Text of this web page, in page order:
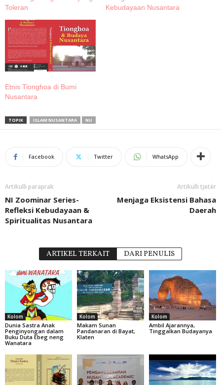
Toleran
Kebudayaan Nusantara
Etnis Tionghoa di Bumi
Nusantara
TOPIK ISLAM NUSANTARA NU
Facebook Twitter WhatsApp
Artikulli paraprak
NI Zoominar Series-
Refleksi Kebudayaan &
Spiritualitas Nusantara
Artikulli tjetër
Menjaga Eksistensi Bahasa
Daerah
ARTIKEL TERKAIT DARI PENULIS
Kolom
Dunia Sastra Anak
Penginyongan dalam
Buku Duta Ebeg neng
Wanatara
Kolom
Makam Sunan
Pandanaran di Bayat,
Klaten
Kolom
Ambil Ajarannya,
Tinggalkan Budayanya